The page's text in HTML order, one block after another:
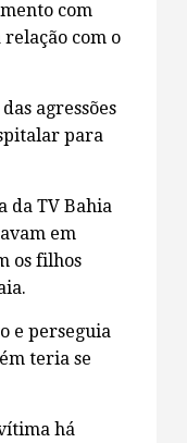
com
com o
agressões
para
da TV Bahia
em
os filhos
e perseguia
teria se
há